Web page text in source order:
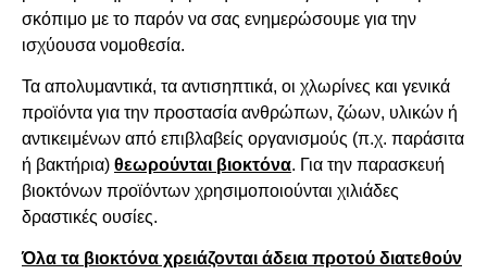
σκόπιμο με το παρόν να σας ενημερώσουμε για την
ισχύουσα νομοθεσία.
Τα απολυμαντικά, τα αντισηπτικά, οι χλωρίνες και γενικά
προϊόντα για την προστασία ανθρώπων, ζώων, υλικών ή
αντικειμένων από επιβλαβείς οργανισμούς (π.χ. παράσιτα
ή βακτήρια) θεωρούνται βιοκτόνα. Για την παρασκευή
βιοκτόνων προϊόντων χρησιμοποιούνται χιλιάδες
δραστικές ουσίες.
Όλα τα βιοκτόνα χρειάζονται άδεια προτού διατεθούν